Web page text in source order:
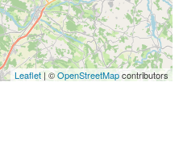
Leaflet| ©OpenStreetMapcontributors